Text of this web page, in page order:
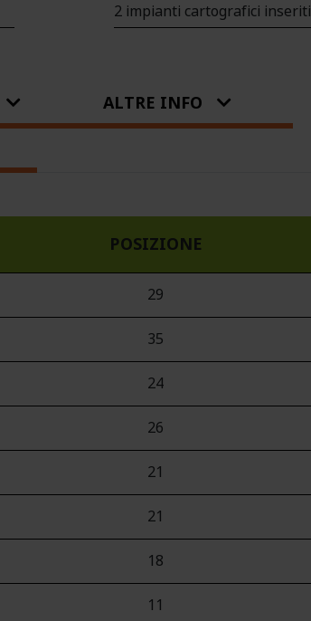
2 impianti cartografici inseriti
ALTRE INFO
POSIZIONE
29
35
24
26
21
21
18
11